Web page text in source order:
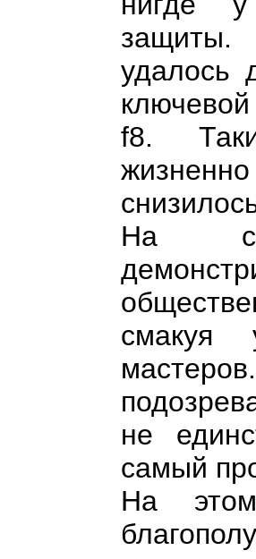
удалось
f8.
На
смакуя
не
самый
На